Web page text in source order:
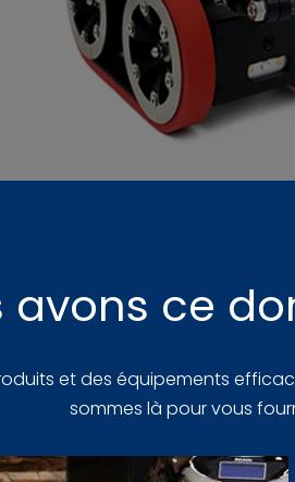
avons ce
et des équipements
sommes là pour vous